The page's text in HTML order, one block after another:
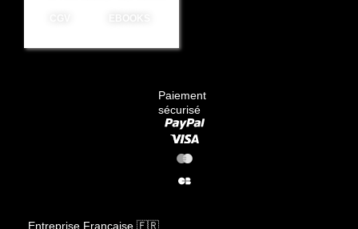
EBOOKS
Paiement
sécurisé
Entreprise Française 🇫🇷